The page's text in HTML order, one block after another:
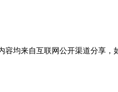
均来自互联网公开渠道分享，